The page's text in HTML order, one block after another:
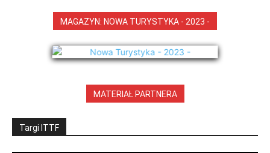
MAGAZYN: NOWA TURYSTYKA - 2023 -
MATERIAŁ PARTNERA
Targi ITTF